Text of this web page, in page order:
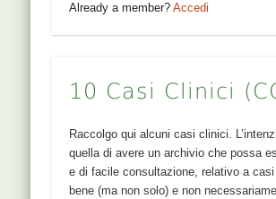
Already a member?Accedi
10 Casi Clinici
Raccolgo qui alcuni casi clinici.
quella di avere un archivio che possa
e di facile consultazione, relativo a
bene (ma non solo) e non